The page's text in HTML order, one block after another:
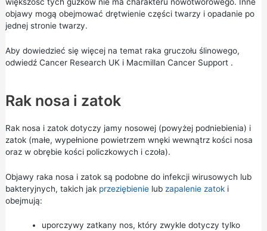
objawy mogą obejmować drętwienie części twarzy i opadanie po
jednej stronie twarzy.
Aby dowiedzieć się więcej na temat raka gruczołu ślinowego,
odwiedź Cancer Research UKi Macmillan Cancer Support.
Rak nosa i zatok
Rak nosa i zatok dotyczy jamy nosowej (powyżej podniebienia) i
zatok (małe, wypełnione powietrzem wnęki wewnątrz kości nosa
oraz w obrębie kości policzkowych i czoła).
Objawy raka nosa i zatok są podobne do infekcji wirusowych lub
bakteryjnych, takich jak przeziębienielub zapalenie zatoki
obejmują:
uporczywy zatkany nos, który zwykle dotyczy tylko